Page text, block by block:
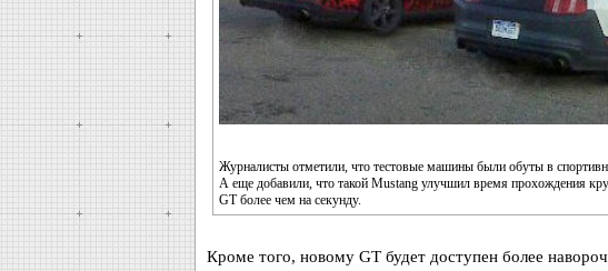
Журналисты отметили, что тестовые машины были обуты в
А еще добавили, что такой Mustang улучшил время прохождения
GT более чем на секунду.
Кроме того, новому GT будет доступен более